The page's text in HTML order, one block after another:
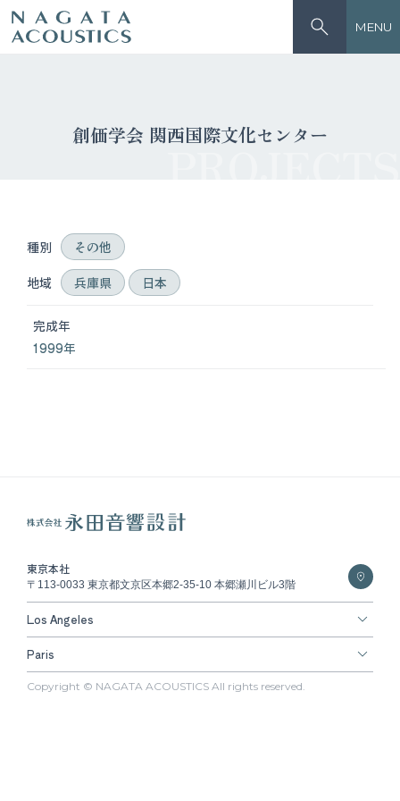
MENU
創価学会 関西国際文化センター
PROJECTS
種別
その他
地域
兵庫県 日本
完成年
1999年
東京本社
〒113-0033 東京都文京区本郷2-35-10 本郷瀬川ビル3階
Los Angeles
Paris
Copyright © NAGATA ACOUSTICS All rights reserved.